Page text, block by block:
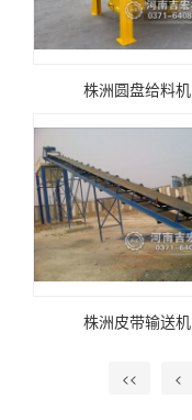
株洲圆盘给料机
株洲皮带输送机
<< <